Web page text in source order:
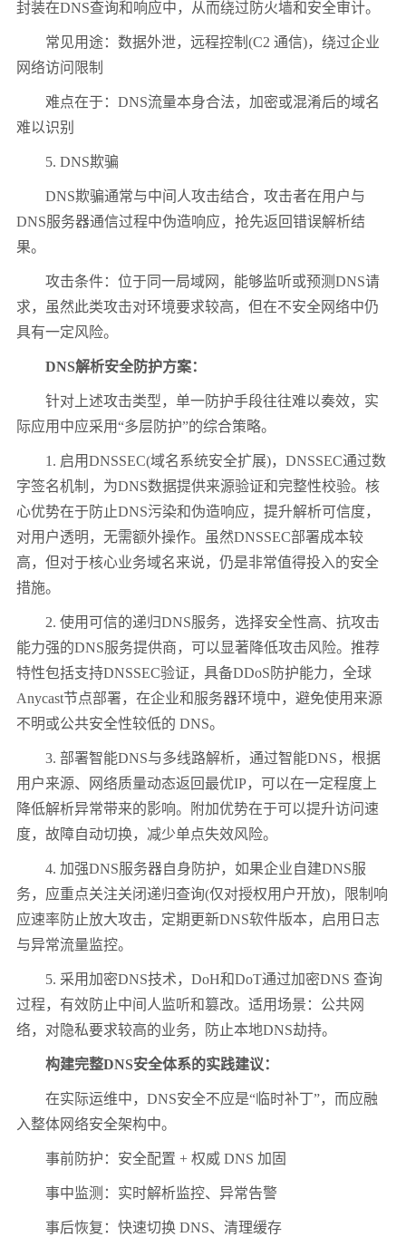
封装在DNS查询和响应中，从而绕过防火墙和安全审计。
常见用途：数据外泄，远程控制(C2 通信)，绕过企业
网络访问限制
难点在于：DNS流量本身合法，加密或混淆后的域名
难以识别
5. DNS欺骗
DNS欺骗通常与中间人攻击结合，攻击者在用户与
DNS服务器通信过程中伪造响应，抢先返回错误解析结
果。
攻击条件：位于同一局域网，能够监听或预测DNS请
求，虽然此类攻击对环境要求较高，但在不安全网络中仍
具有一定风险。
DNS解析安全防护方案：
针对上述攻击类型，单一防护手段往往难以奏效，实
际应用中应采用“多层防护”的综合策略。
1. 启用DNSSEC(域名系统安全扩展)，DNSSEC通过数
字签名机制，为DNS数据提供来源验证和完整性校验。核
心优势在于防止DNS污染和伪造响应，提升解析可信度，
对用户透明，无需额外操作。虽然DNSSEC部署成本较
高，但对于核心业务域名来说，仍是非常值得投入的安全
措施。
2. 使用可信的递归DNS服务，选择安全性高、抗攻击
能力强的DNS服务提供商，可以显著降低攻击风险。推荐
特性包括支持DNSSEC验证，具备DDoS防护能力，全球
Anycast节点部署，在企业和服务器环境中，避免使用来源
不明或公共安全性较低的 DNS。
3. 部署智能DNS与多线路解析，通过智能DNS，根据
用户来源、网络质量动态返回最优IP，可以在一定程度上
降低解析异常带来的影响。附加优势在于可以提升访问速
度，故障自动切换，减少单点失效风险。
4. 加强DNS服务器自身防护，如果企业自建DNS服
务，应重点关注关闭递归查询(仅对授权用户开放)，限制响
应速率防止放大攻击，定期更新DNS软件版本，启用日志
与异常流量监控。
5. 采用加密DNS技术，DoH和DoT通过加密DNS 查询
过程，有效防止中间人监听和篡改。适用场景：公共网
络，对隐私要求较高的业务，防止本地DNS劫持。
构建完整DNS安全体系的实践建议：
在实际运维中，DNS安全不应是“临时补丁”，而应融
入整体网络安全架构中。
事前防护：安全配置 + 权威 DNS 加固
事中监测：实时解析监控、异常告警
事后恢复：快速切换 DNS、清理缓存